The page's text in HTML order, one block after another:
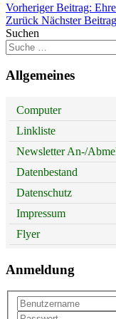
Vorheriger Beitrag:
Zurück Nächster
Suchen
Allgemeines
Computer
Linkliste
Newsletter An-/
Datenbestand
Datenschutz
Impressum
Flyer
Anmeldung